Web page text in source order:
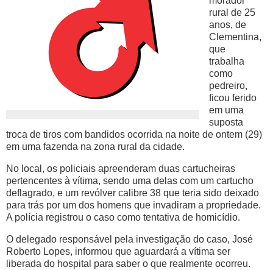
rural de 25
anos, de
Clementina,
que
trabalha
como
pedreiro,
ficou ferido
em uma
suposta
troca de tiros com bandidos ocorrida na noite de ontem (29)
em uma fazenda na zona rural da cidade.
No local, os policiais apreenderam duas cartucheiras
pertencentes à vítima, sendo uma delas com um cartucho
deflagrado, e um revólver calibre 38 que teria sido deixado
para trás por um dos homens que invadiram a propriedade.
A polícia registrou o caso como tentativa de homicídio.
O delegado responsável pela investigação do caso, José
Roberto Lopes, informou que aguardará a vítima ser
liberada do hospital para saber o que realmente ocorreu.